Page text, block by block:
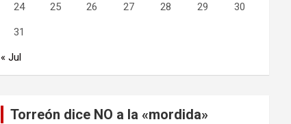
24 25 26 27 28 29 30
31
« Jul
Torreón dice NO a la «mordida»